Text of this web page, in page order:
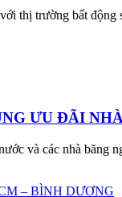
thị trường bất
ƯU ĐÃI
và các nhà băng